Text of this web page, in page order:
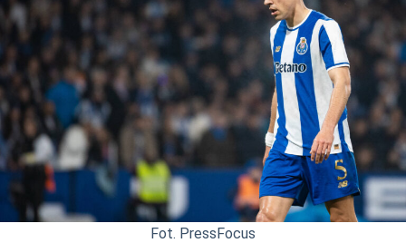
Fot. PressFocus